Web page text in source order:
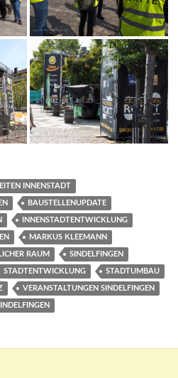
INNENSTADT
BAUSTELLENUPDATE
INNENSTADTENTWICKLUNG
MARKUS KLEEMANN
RAUM SINDELFINGEN
STADTENTWICKLUNG STADTUMBAU
VERANSTALTUNGEN SINDELFINGEN